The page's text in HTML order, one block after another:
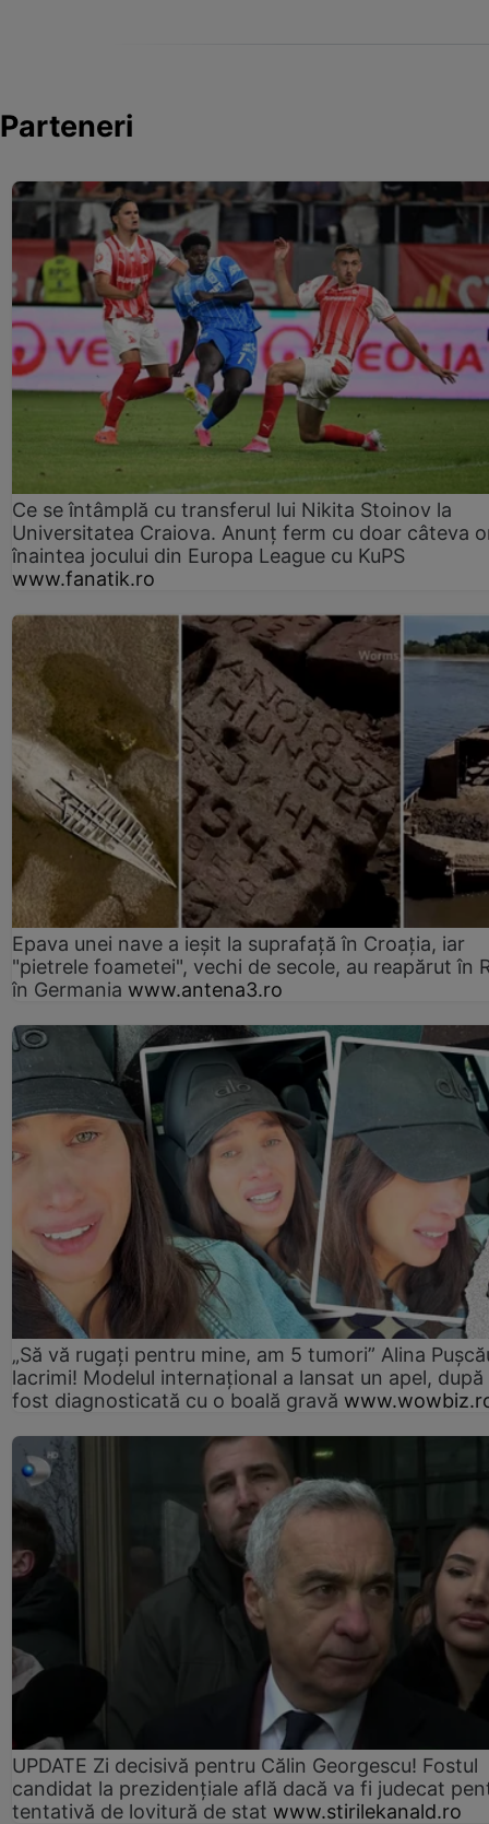
Parteneri
Ce se întâmplă cu transferul lui Nikita Stoinov la
Universitatea Craiova. Anunț ferm cu doar câteva
înaintea jocului din Europa League cu KuPS
www.fanatik.ro
Epava unei nave a ieșit la suprafață în Croația, iar
"pietrele foametei", vechi de secole, au reapărut în
în Germania www.antena3.ro
„Să vă rugați pentru mine, am 5 tumori” Alina
lacrimi! Modelul internațional a lansat un apel, după
fost diagnosticată cu o boală gravă
UPDATE Zi decisivă pentru Călin Georgescu! Fostul
candidat la prezidențiale află dacă va fi judecat
tentativă de lovitură de stat www.stirilekanald.ro